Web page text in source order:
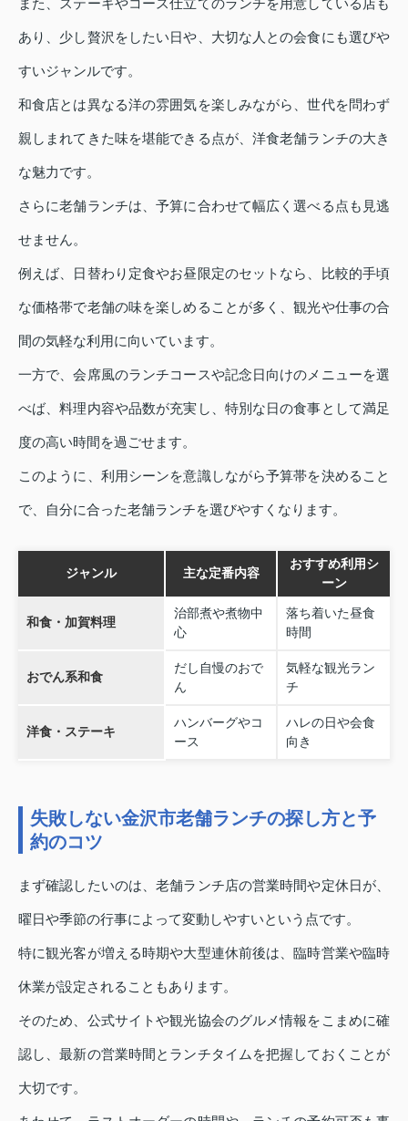
また、ステーキやコース仕立てのランチを用意している店も
あり、少し贅沢をしたい日や、大切な人との会食にも選びや
すいジャンルです。
和食店とは異なる洋の雰囲気を楽しみながら、世代を問わず
親しまれてきた味を堪能できる点が、洋食老舗ランチの大き
な魅力です。
さらに老舗ランチは、予算に合わせて幅広く選べる点も見逃
せません。
例えば、日替わり定食やお昼限定のセットなら、比較的手頃
な価格帯で老舗の味を楽しめることが多く、観光や仕事の合
間の気軽な利用に向いています。
一方で、会席風のランチコースや記念日向けのメニューを選
べば、料理内容や品数が充実し、特別な日の食事として満足
度の高い時間を過ごせます。
このように、利用シーンを意識しながら予算帯を決めること
で、自分に合った老舗ランチを選びやすくなります。
ジャンル 主な定番内容
おすすめ利用シ
ーン
和食・加賀料理
治部煮や煮物中
心
落ち着いた昼食
時間
おでん系和食
だし自慢のおで
ん
気軽な観光ラン
チ
洋食・ステーキ
ハンバーグやコ
ース
ハレの日や会食
向き
失敗しない金沢市老舗ランチの探し方と予
約のコツ
まず確認したいのは、老舗ランチ店の営業時間や定休日が、
曜日や季節の行事によって変動しやすいという点です。
特に観光客が増える時期や大型連休前後は、臨時営業や臨時
休業が設定されることもあります。
そのため、公式サイトや観光協会のグルメ情報をこまめに確
認し、最新の営業時間とランチタイムを把握しておくことが
大切です。